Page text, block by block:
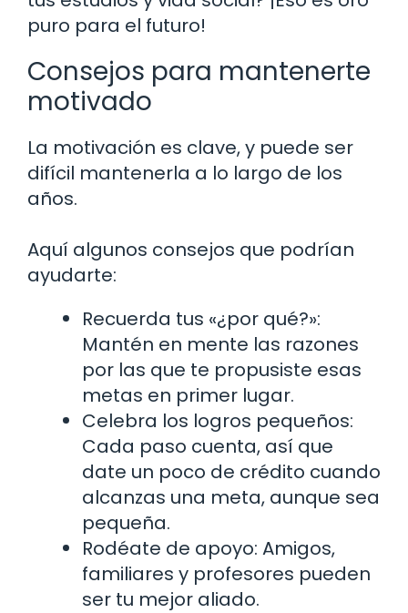
puro para el futuro!
Consejos para mantenerte
motivado
La motivación es clave, y puede ser
difícil mantenerla a lo largo de los
años.
Aquí algunos consejos que podrían
ayudarte:
Recuerda tus «¿por qué?»:
Mantén en mente las razones
por las que te propusiste esas
metas en primer lugar.
Celebra los logros pequeños:
Cada paso cuenta, así que
date un poco de crédito cuando
alcanzas una meta, aunque sea
pequeña.
Rodéate de apoyo: Amigos,
familiares y profesores pueden
ser tu mejor aliado.